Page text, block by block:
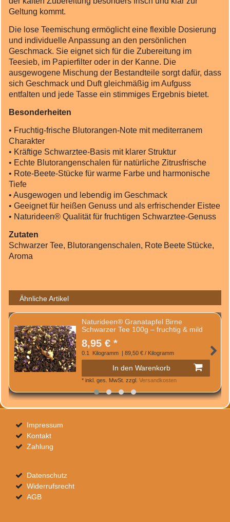
Geltung kommt.
Die lose Teemischung ermöglicht eine flexible Dosierung
und individuelle Anpassung an den persönlichen
Geschmack. Sie eignet sich für die Zubereitung im
Teesieb, im Papierfilter oder in der Kanne. Die
ausgewogene Mischung der Bestandteile sorgt dafür, dass
sich Geschmack und Duft gleichmäßig im Aufguss
entfalten und jede Tasse ein stimmiges Ergebnis bietet.
Besonderheiten
• Fruchtig‑frische Blutorangen‑Note mit mediterranem
Charakter
• Kräftige Schwarztee‑Basis mit klarer Struktur
• Echte Blutorangenschalen für natürliche Zitrusfrische
• Rote‑Beete‑Stücke für warme Farbe und harmonische
Tiefe
• Ausgewogen und lebendig im Geschmack
• Geeignet für heißen Genuss und als erfrischender Eistee
• Naturideen® Qualität für fruchtigen Schwarztee‑Genuss
Zutaten
Schwarzer Tee, Blutorangenschalen, Rote Beete Stücke,
Aroma
Ähnliche Artikel
Naturideen® Granatapfel Birne
Schwarzer Tee 100g – fruchtig & mild
8,95 € *
0.1 Kilogramm | 89,50 € / Kilogramm
In den Warenkorb
* inkl. ges. MwSt. zzgl. Versandkosten
Impressum
Kontakt
Zahlung
Datenschutz
Widerrufsrecht
AGB